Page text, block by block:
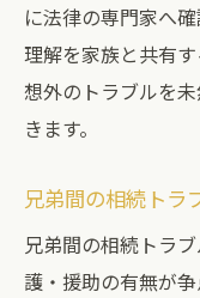
に法律の専門家へ
理解を家族と共有
想外のトラブルを
きます。
兄弟間の相続トラ
兄弟間の相続トラ
護・援助の有無が